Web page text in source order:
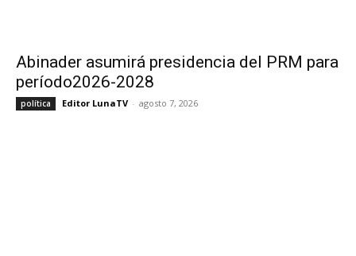
Abinader asumirá presidencia del PRM para
período2026-2028
política Editor LunaTV - agosto 7, 2026